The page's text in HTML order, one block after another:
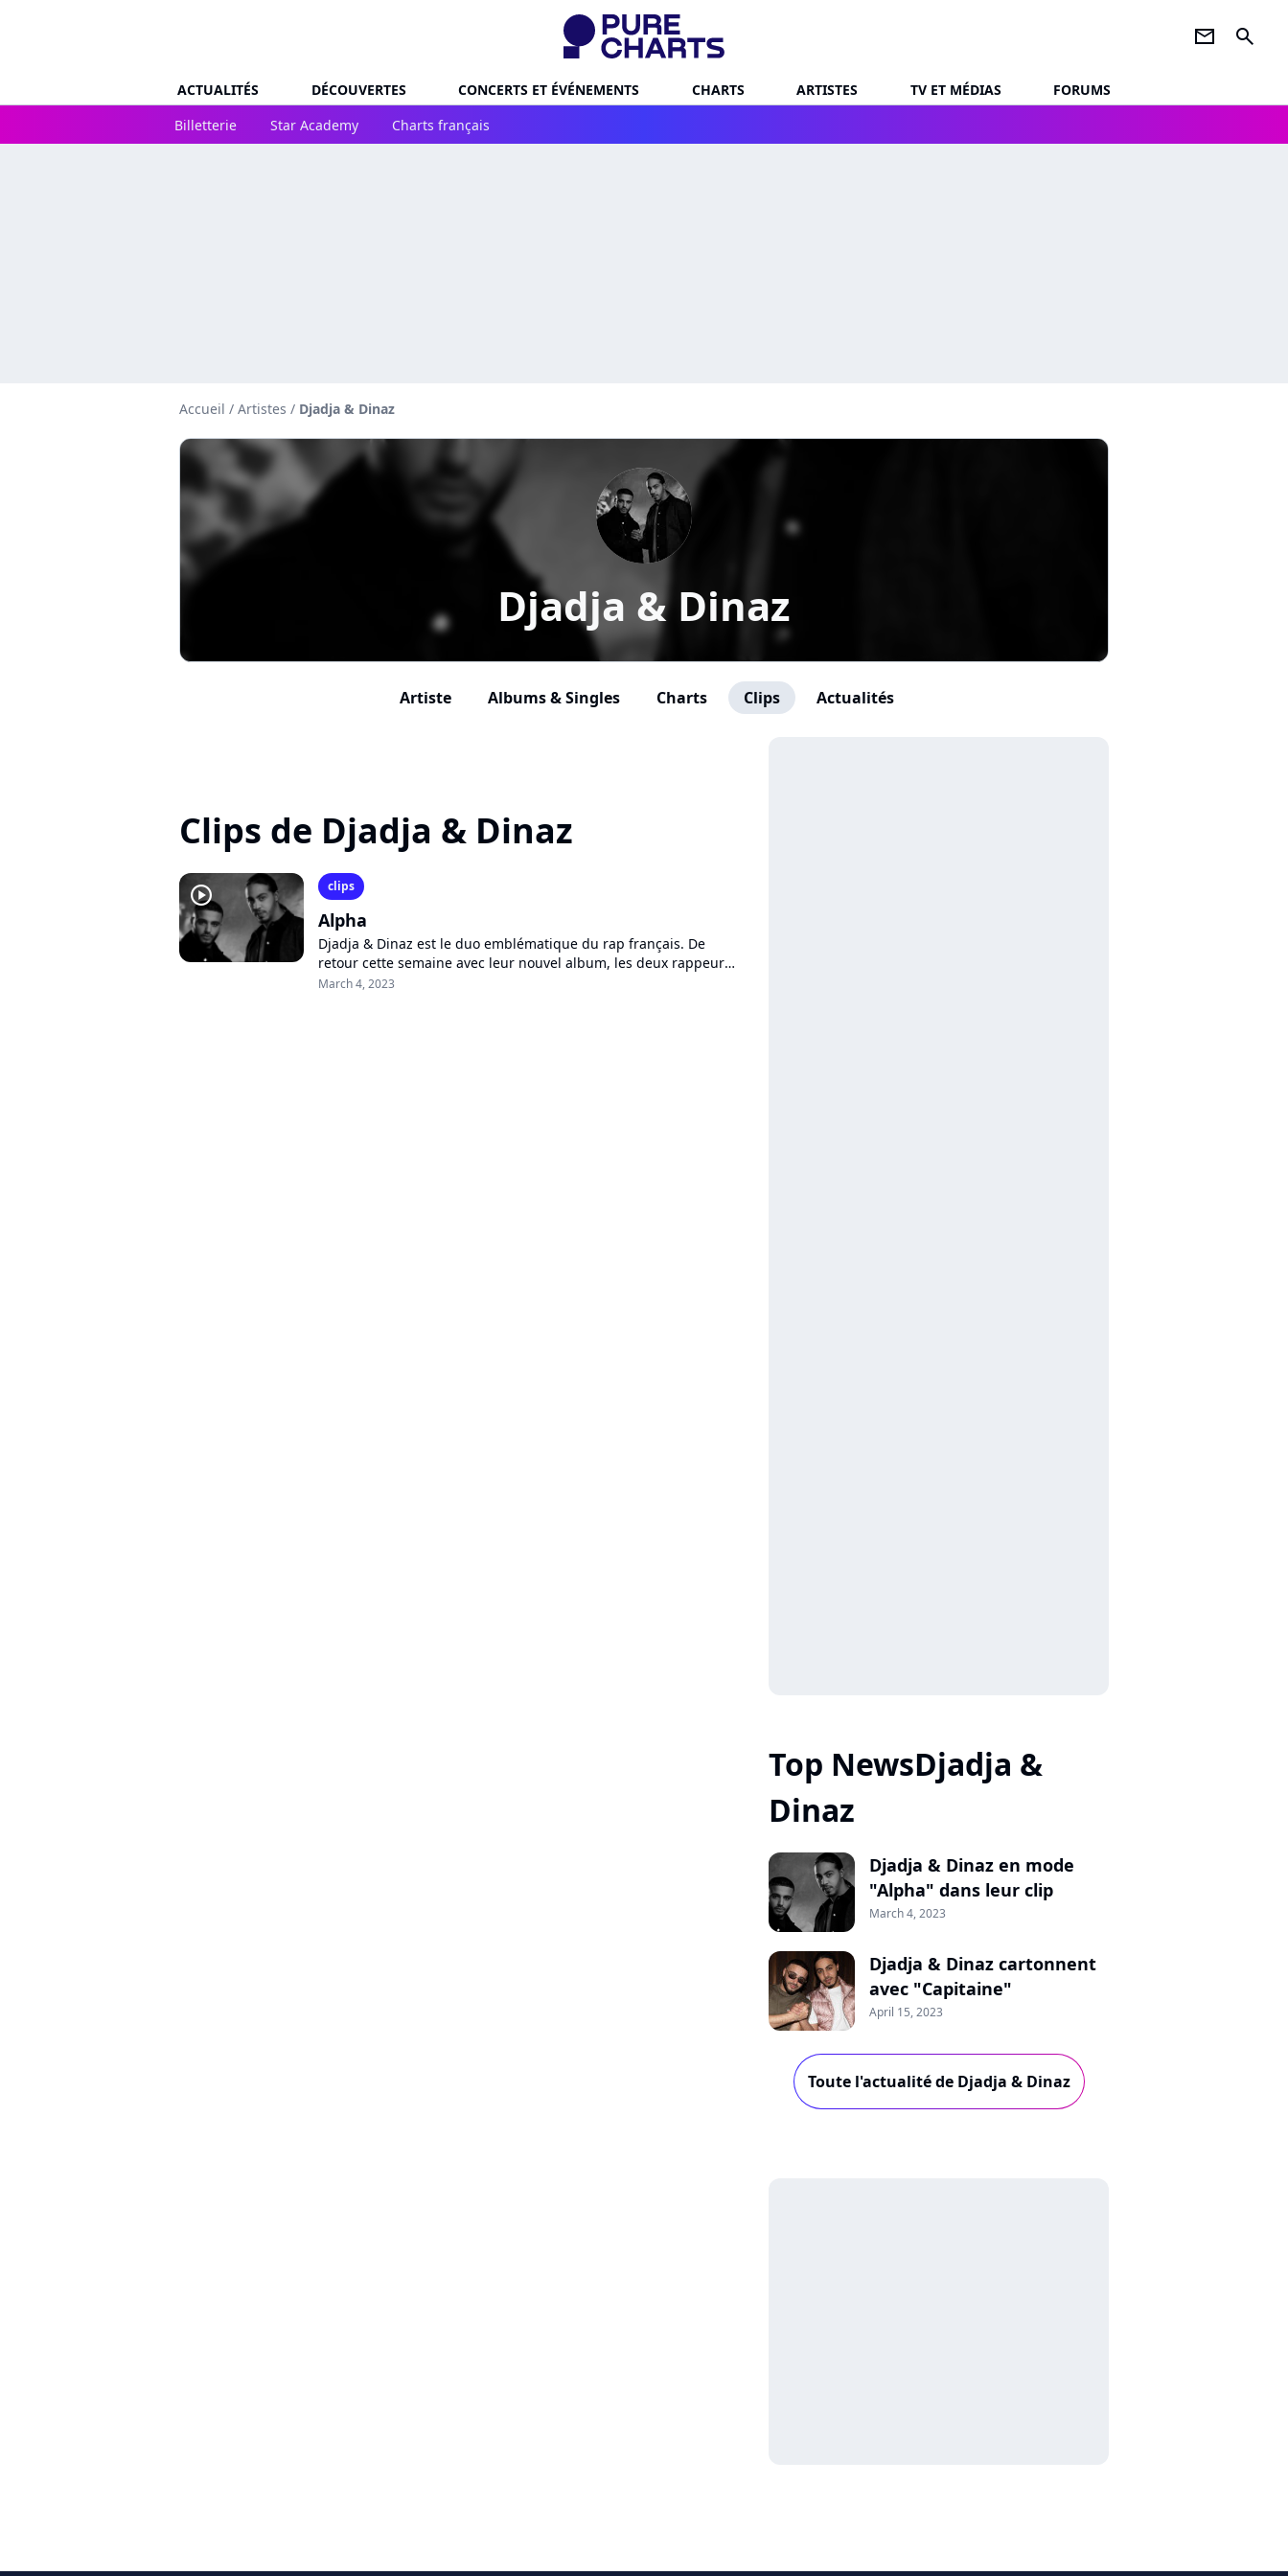
newsletter search
ACTUALITÉS DÉCOUVERTES CONCERTS ET ÉVÉNEMENTS CHARTS ARTISTES TV ET MÉDIAS
FORUMS
Billetterie
Star Academy Charts français
Accueil / Artistes / Djadja & Dinaz
Djadja & Dinaz
Artiste Albums & Singles Charts Clips Actualités
Clips de Djadja & Dinaz
player2 clips
Alpha
Djadja & Dinaz est le duo emblématique du rap français. De
retour cette semaine avec leur nouvel album, les deux rappeurs
dévoilent le clip du morceau-titre...
March 4, 2023
Top NewsDjadja &
Dinaz
Djadja & Dinaz en mode
"Alpha" dans leur clip
March 4, 2023
Djadja & Dinaz cartonnent
avec "Capitaine"
April 15, 2023
Toute l'actualité de Djadja & Dinaz